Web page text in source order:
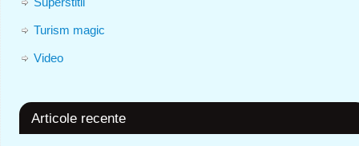
Turism magic
Video
Articole recente